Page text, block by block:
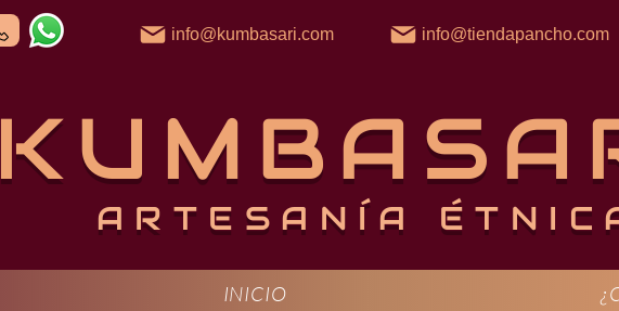
info@kumbasari.com info@tiendapancho.com
INICIO
ARTESANÍA